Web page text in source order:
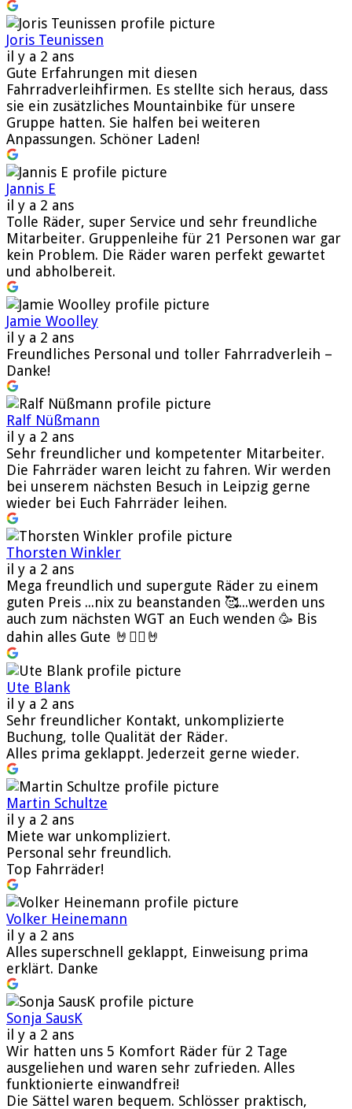
Joris Teunissen
il y a 2 ans
Gute Erfahrungen mit diesen
Fahrradverleihfirmen. Es stellte sich heraus, dass
sie ein zusätzliches Mountainbike für unsere
Gruppe hatten. Sie halfen bei weiteren
Anpassungen. Schöner Laden!
Jannis E
il y a 2 ans
Tolle Räder, super Service und sehr freundliche
Mitarbeiter. Gruppenleihe für 21 Personen war gar
kein Problem. Die Räder waren perfekt gewartet
und abholbereit.
Jamie Woolley
il y a 2 ans
Freundliches Personal und toller Fahrradverleih –
Danke!
Ralf Nüßmann
il y a 2 ans
Sehr freundlicher und kompetenter Mitarbeiter.
Die Fahrräder waren leicht zu fahren. Wir werden
bei unserem nächsten Besuch in Leipzig gerne
wieder bei Euch Fahrräder leihen.
Thorsten Winkler
il y a 2 ans
Mega freundlich und supergute Räder zu einem
guten Preis ...nix zu beanstanden 🥰...werden uns
auch zum nächsten WGT an Euch wenden 🥳 Bis
dahin alles Gute 🤘🧛‍♂️🤘
Ute Blank
il y a 2 ans
Sehr freundlicher Kontakt, unkomplizierte
Buchung, tolle Qualität der Räder.
Alles prima geklappt. Jederzeit gerne wieder.
Martin Schultze
il y a 2 ans
Miete war unkompliziert.
Personal sehr freundlich.
Top Fahrräder!
Volker Heinemann
il y a 2 ans
Alles superschnell geklappt, Einweisung prima
erklärt. Danke
Sonja SausK
il y a 2 ans
Wir hatten uns 5 Komfort Räder für 2 Tage
ausgeliehen und waren sehr zufrieden. Alles
funktionierte einwandfrei!
Die Sättel waren bequem. Schlösser praktisch,